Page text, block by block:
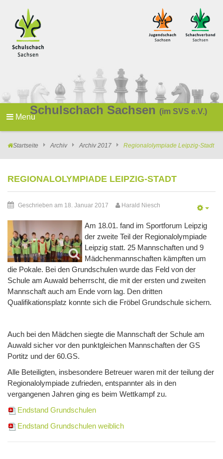
Schulschach Sachsen (im SVS e.V.)
Menu
Startseite Archiv Archiv 2017 Regionalolympiade Leipzig-Stadt
REGIONALOLYMPIADE LEIPZIG-STADT
Geschrieben am 18. Januar 2017 Harald Niesch
Am 18.01. fand im Sportforum Leipzig
der zweite Teil der Regionalolympiade
Leipzig statt. 25 Mannschaften und 9
Mädchenmannschaften kämpften um
die Pokale. Bei den Grundschulen wurde das Feld von der
Schule am Auwald beherrscht, die mit der ersten und zweiten
Mannschaft auch am Ende vorn lag. Den dritten
Qualifikationsplatz konnte sich die Fröbel Grundschule sichern.
Auch bei den Mädchen siegte die Mannschaft der Schule am
Auwald sicher vor den punktgleichen Mannschaften der GS
Portitz und der 60.GS.
Alle Beteiligten, insbesondere Betreuer waren mit der teilung der
Regionalolympiade zufrieden, entspannter als in den
vergangenen Jahren ging es beim Wettkampf zu.
Endstand Grundschulen
Endstand Grundschulen weiblich